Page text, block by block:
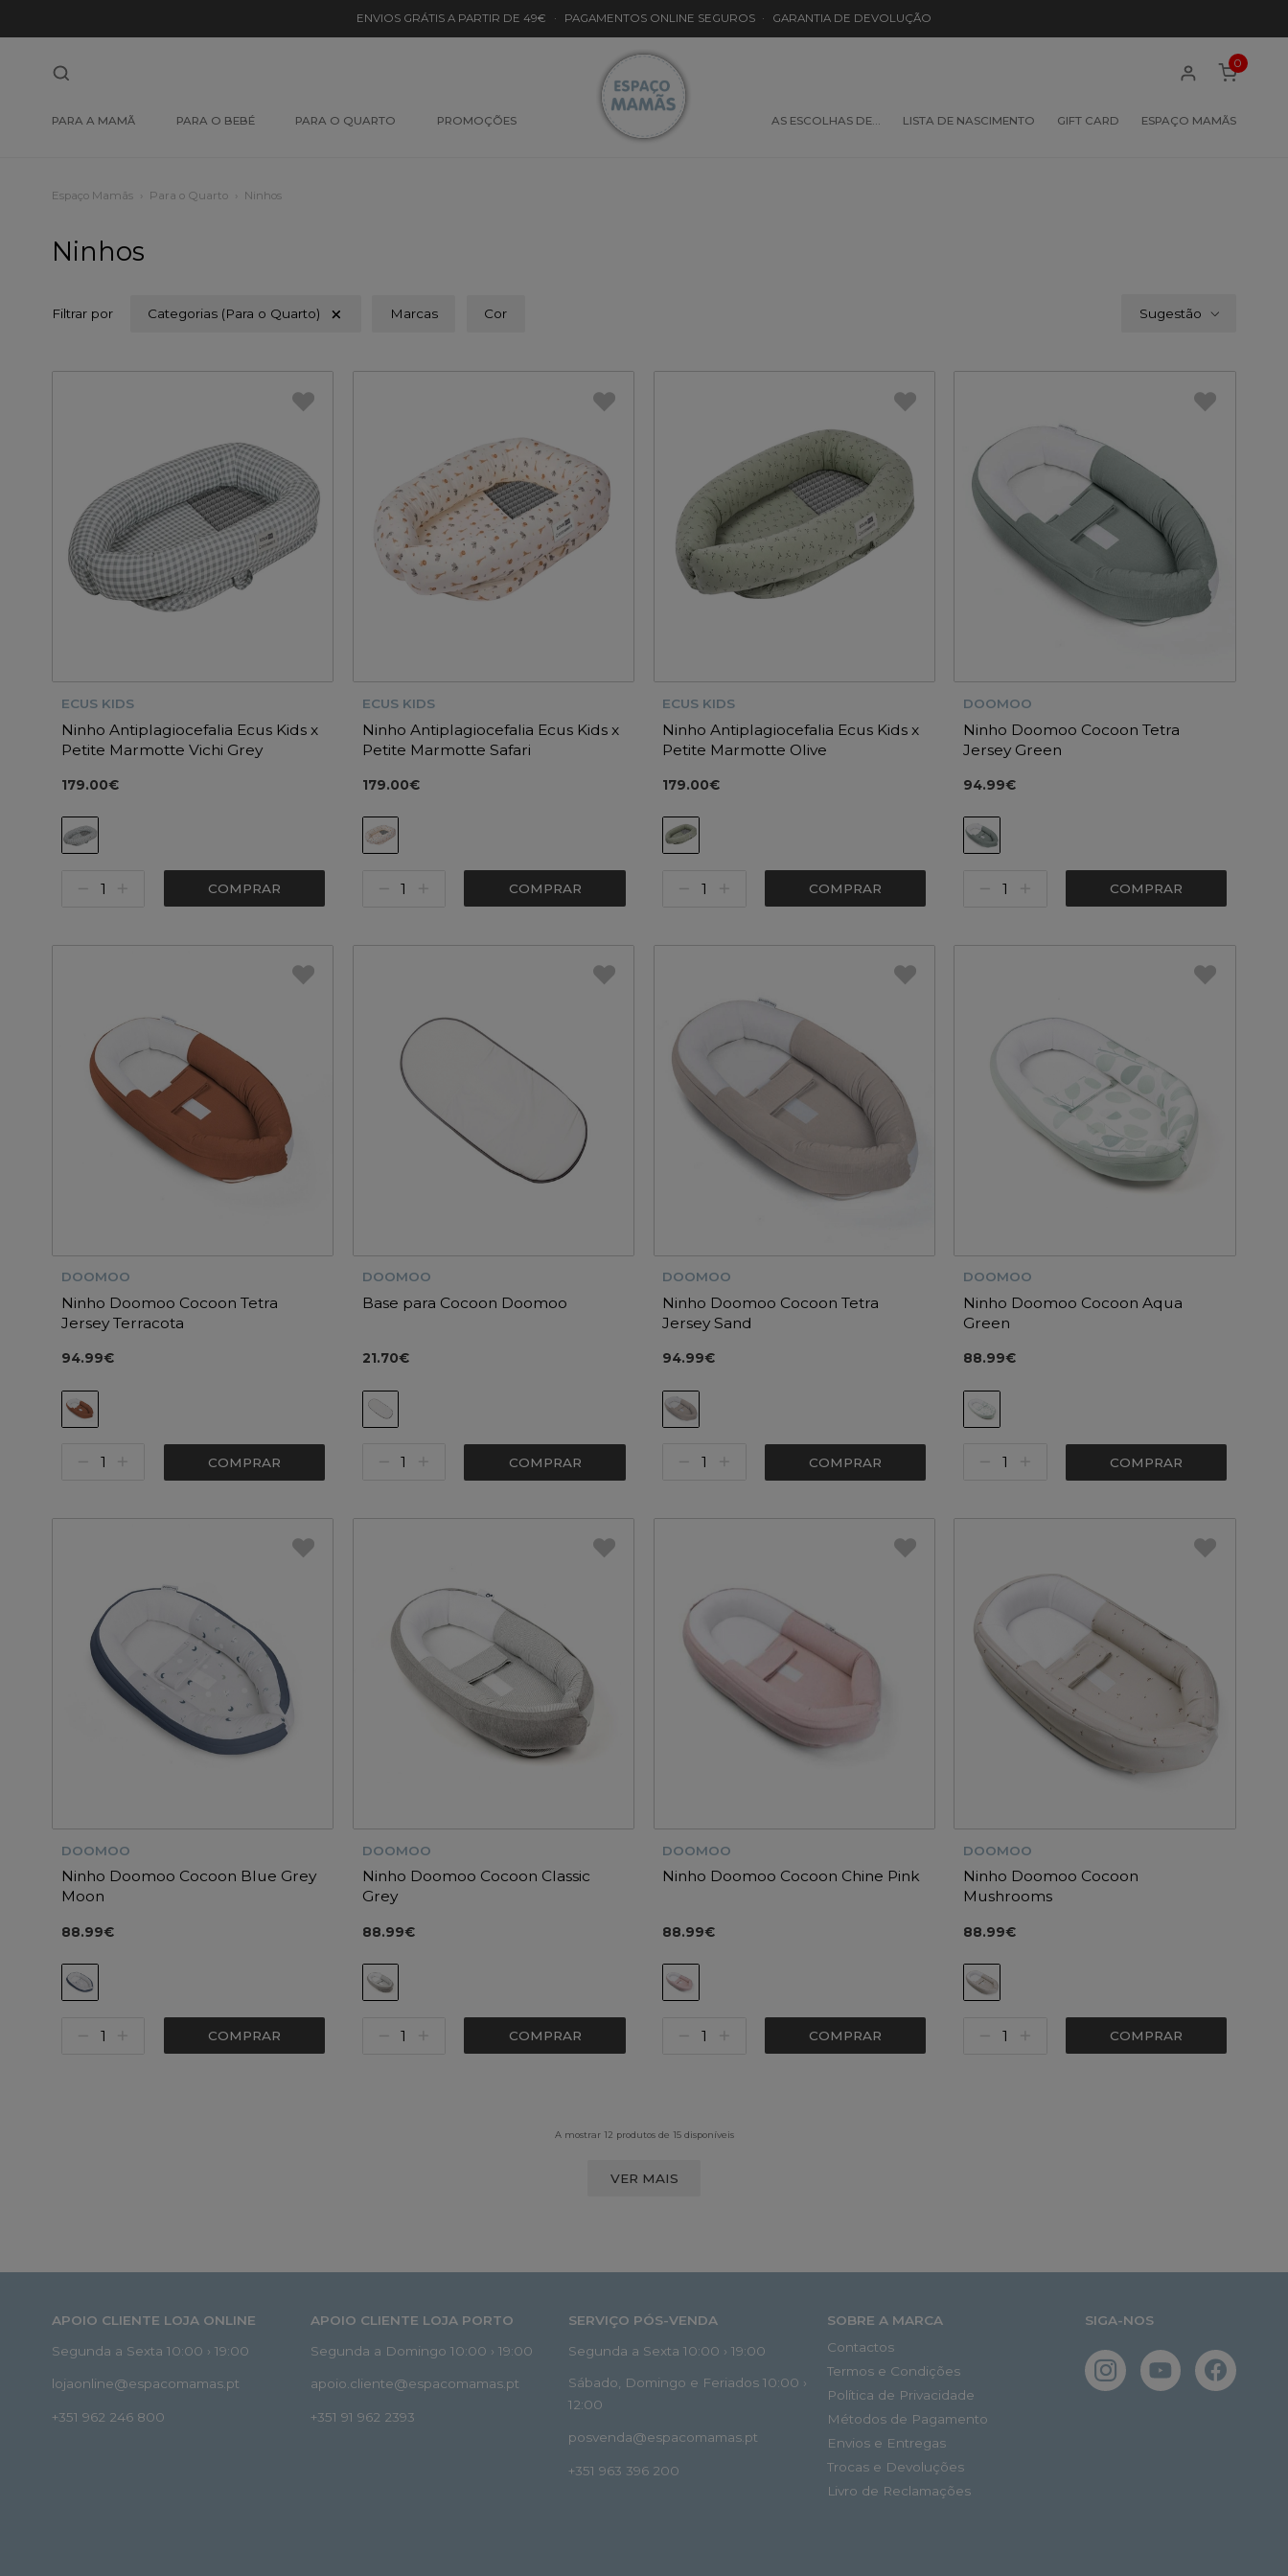
ENVIOS GRÁTIS A PARTIR DE 49€ · PAGAMENTOS ONLINE SEGUROS · GARANTIA DE DEVOLUÇÃO
PARA A MAMÃ PARA O BEBÉ PARA O QUARTO PROMOÇÕES AS ESCOLHAS DE… LISTA DE NASCIMENTO GIFT CARD ESPAÇO MAMÃS
0
Espaço Mamãs Para o Quarto Ninhos
Ninhos
Filtrar por Categorias (Para o Quarto) Marcas Cor Sugestão
ECUS KIDS
Ninho Antiplagiocefalia Ecus Kids x
Petite Marmotte Vichi Grey
179.00€
COMPRAR
ECUS KIDS
Ninho Antiplagiocefalia Ecus Kids x
Petite Marmotte Safari
179.00€
COMPRAR
ECUS KIDS
Ninho Antiplagiocefalia Ecus Kids x
Petite Marmotte Olive
179.00€
COMPRAR
DOOMOO
Ninho Doomoo Cocoon Tetra
Jersey Green
94.99€
COMPRAR
DOOMOO
Ninho Doomoo Cocoon Tetra
Jersey Terracota
94.99€
COMPRAR
DOOMOO
Base para Cocoon Doomoo
21.70€
COMPRAR
DOOMOO
Ninho Doomoo Cocoon Tetra
Jersey Sand
94.99€
COMPRAR
DOOMOO
Ninho Doomoo Cocoon Aqua
Green
88.99€
COMPRAR
DOOMOO
Ninho Doomoo Cocoon Blue Grey
Moon
88.99€
COMPRAR
DOOMOO
Ninho Doomoo Cocoon Classic
Grey
88.99€
COMPRAR
DOOMOO
Ninho Doomoo Cocoon Chine Pink
88.99€
COMPRAR
DOOMOO
Ninho Doomoo Cocoon
Mushrooms
88.99€
COMPRAR
A mostrar 12 produtos de 15 disponíveis
VER MAIS
APOIO CLIENTE LOJA ONLINE
Segunda a Sexta 10:00 › 19:00
lojaonline@espacomamas.pt
+351 962 246 800
APOIO CLIENTE LOJA PORTO
Segunda a Domingo 10:00 › 19:00
apoio.cliente@espacomamas.pt
+351 91 962 2393
SERVIÇO PÓS-VENDA
Segunda a Sexta 10:00 › 19:00
Sábado, Domingo e Feriados 10:00 ›
12:00
posvenda@espacomamas.pt
+351 963 396 200
SOBRE A MARCA
Contactos
Termos e Condições
Política de Privacidade
Métodos de Pagamento
Envios e Entregas
Trocas e Devoluções
Livro de Reclamações
SIGA-NOS